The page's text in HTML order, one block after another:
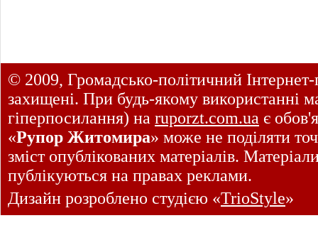
© 2009, Громадсько-політичний
захищені. При будь-якому використанні
гіперпосилання) на ruporzt.com.ua є
«Рупор Житомира» може не поділяти
зміст опублікованих матеріалів.
публікуються на правах реклами.
Дизайн розроблено студією «TrioStyle»